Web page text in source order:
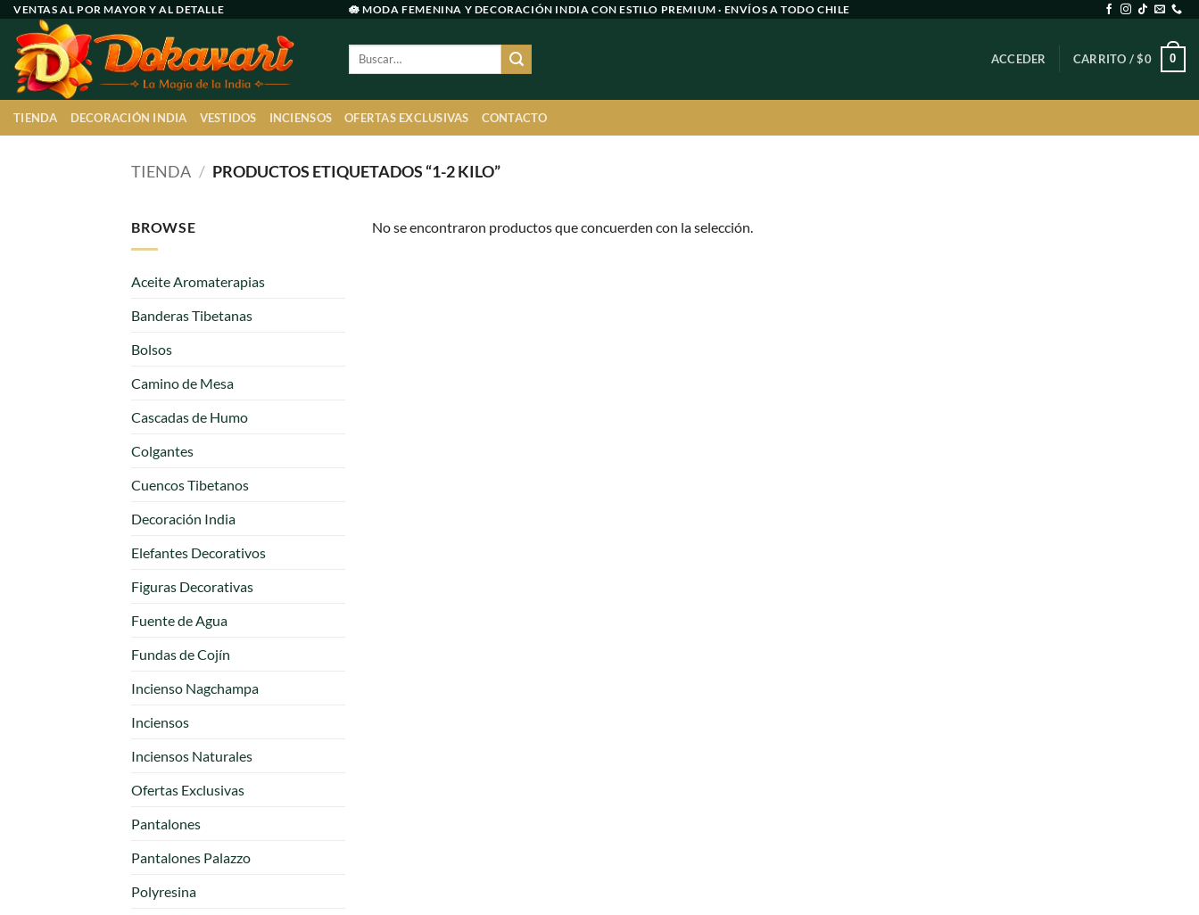
contenido
VENTAS AL POR MAYOR Y AL DETALLE 🪷 MODA FEMENINA Y DECORACIÓN INDIA CON ESTILO PREMIUM · ENVÍOS A TODO CHILE
Buscar
ACCEDER CARRITO /$0 0
TIENDA DECORACIÓN INDIA VESTIDOS INCIENSOS OFERTAS EXCLUSIVAS CONTACTO
TIENDA / PRODUCTOS ETIQUETADOS “1-2 KILO”
BROWSE
Aceite Aromaterapias
Banderas Tibetanas
Bolsos
Camino de Mesa
Cascadas de Humo
Colgantes
Cuencos Tibetanos
Decoración India
Elefantes Decorativos
Figuras Decorativas
Fuente de Agua
Fundas de Cojín
Incienso Nagchampa
Inciensos
Inciensos Naturales
Ofertas Exclusivas
Pantalones
Pantalones Palazzo
Polyresina
No se encontraron productos que concuerden con la selección.